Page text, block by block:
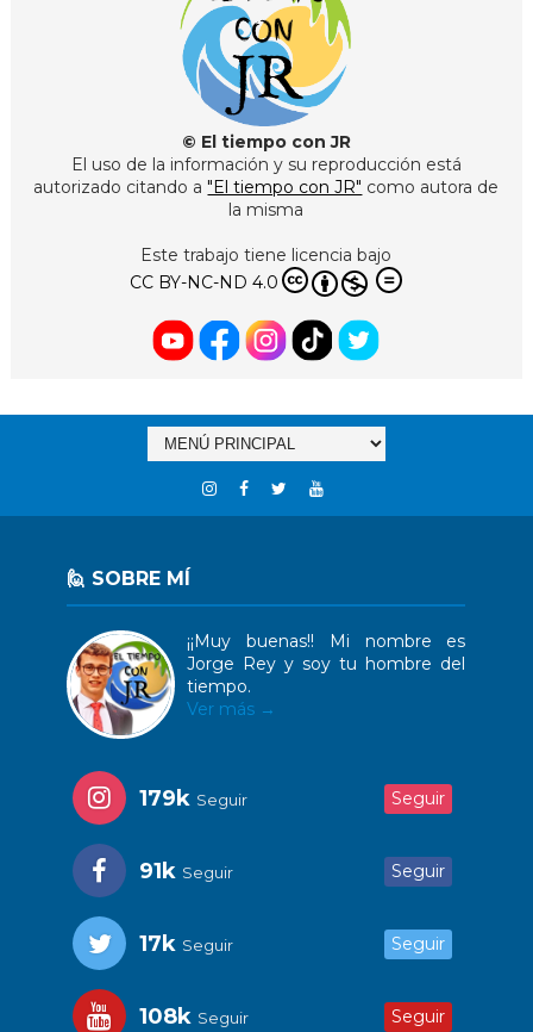
© El tiempo con JR
El uso de la información y su reproducción está
autorizado citando a "El tiempo con JR" como autora de
la misma
Este trabajo tiene licencia bajo
CC BY-NC-ND 4.0
🙋 SOBRE MÍ
¡¡Muy buenas!! Mi nombre es
Jorge Rey y soy tu hombre del
tiempo.
Ver más →
179k Seguir Seguir
91k Seguir Seguir
17k Seguir Seguir
108k Seguir Seguir